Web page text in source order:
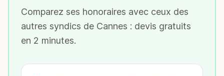
Comparez ses honoraires avec ceux des
autres syndics de Cannes : devis gratuits
en 2 minutes.